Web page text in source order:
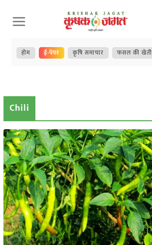
Skip
to
content
होम ई-पेपर कृषि समाचार फसल की खेती
Chili